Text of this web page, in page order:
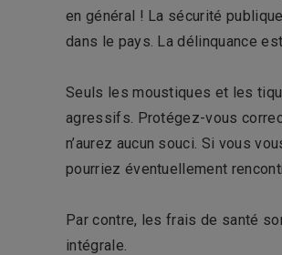
en général ! La sécurité
dans le pays. La délinquance
Seuls les moustiques et les
agressifs. Protégez-vous
n’aurez aucun souci. Si vous
pourriez éventuellement
Par contre, les frais de santé
intégrale.